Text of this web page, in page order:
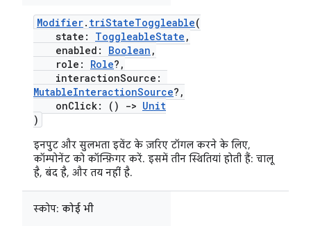
Modifier. triStateToggleable(
state: ToggleableState ,
enabled: Boolean ,
role: Role?,
interactionSource:
MutableInteractionSource?,
onClick: ()
-> Unit
)
इनपुट और सुलभता इवेंट के ज़रिए टॉगल करने के लिए,
कॉम्पोनेंट को कॉन्फ़िगर करें. इसमें तीन स्थितियां होती हैं: चालू
है, बंद है, और तय नहीं है.
स्कोप: कोई भी